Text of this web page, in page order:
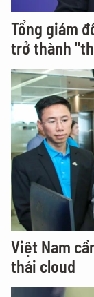
Tổng giám
trở thành
Việt Nam
thái cloud